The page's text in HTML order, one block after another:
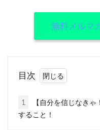
無料メルマ
目次
1
【自分を信じなき
すること！